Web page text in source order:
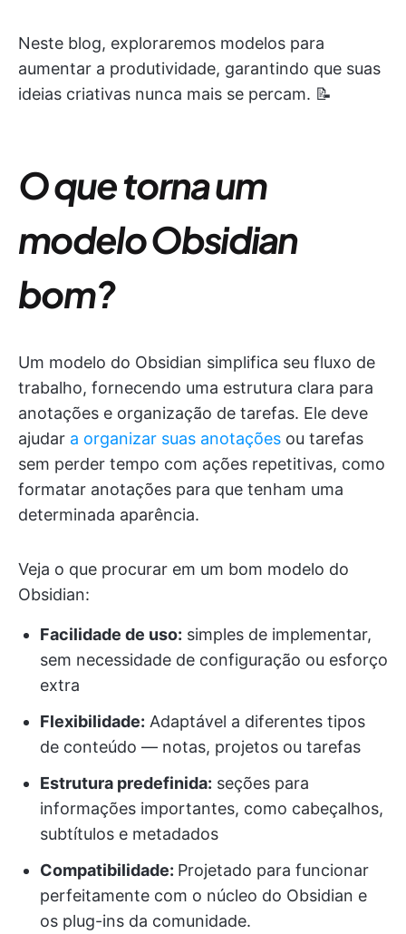
Neste blog, exploraremos modelos para
aumentar a produtividade, garantindo que suas
ideias criativas nunca mais se percam. 📝
O que torna um
modelo Obsidian
bom?
Um modelo do Obsidian simplifica seu fluxo de
trabalho, fornecendo uma estrutura clara para
anotações e organização de tarefas. Ele deve
ajudar a organizar suas anotações ou tarefas
sem perder tempo com ações repetitivas, como
formatar anotações para que tenham uma
determinada aparência.
Veja o que procurar em um bom modelo do
Obsidian:
Facilidade de uso: simples de implementar,
sem necessidade de configuração ou esforço
extra
Flexibilidade: Adaptável a diferentes tipos
de conteúdo — notas, projetos ou tarefas
Estrutura predefinida: seções para
informações importantes, como cabeçalhos,
subtítulos e metadados
Compatibilidade: Projetado para funcionar
perfeitamente com o núcleo do Obsidian e
os plug-ins da comunidade.